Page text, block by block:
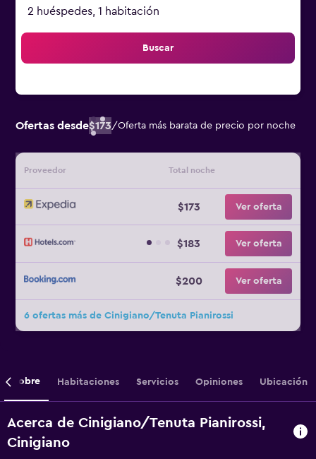
2 huéspedes, 1 habitación
Buscar
Ofertas desde$173/Oferta más barata de precio por noche
Proveedor Total noche
$173 Ver oferta
$183 Ver oferta
$200 Ver oferta
6 ofertas más de Cinigiano/Tenuta Pianirossi
Sobre Habitaciones Servicios Opiniones Ubicación
Acerca de Cinigiano/Tenuta Pianirossi,
Cinigiano